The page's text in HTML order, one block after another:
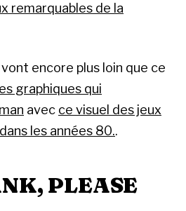
remarquables de la
encore plus loin que ce
graphiques qui
avec ce visuel des jeux
les années 80..
PLEASE